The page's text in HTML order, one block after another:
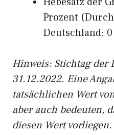
Prozent
Deutschland:
Hinweis: Stichtag der
31.12.2022. Eine
tatsächlichen Wert
aber auch bedeuten,
diesen Wert vorliegen.